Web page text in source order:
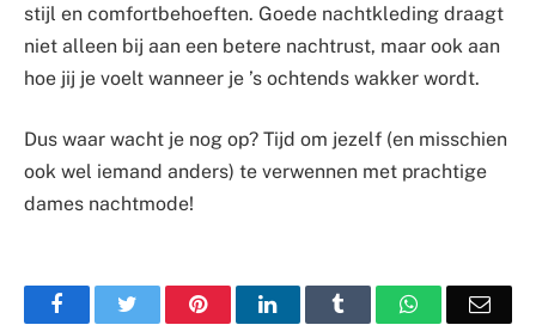
stijl en comfortbehoeften. Goede nachtkleding draagt
niet alleen bij aan een betere nachtrust, maar ook aan
hoe jij je voelt wanneer je ’s ochtends wakker wordt.
Dus waar wacht je nog op? Tijd om jezelf (en misschien
ook wel iemand anders) te verwennen met prachtige
dames nachtmode!
FacebookTwitter PinterestLinkedIn Tumblr WhatsApp